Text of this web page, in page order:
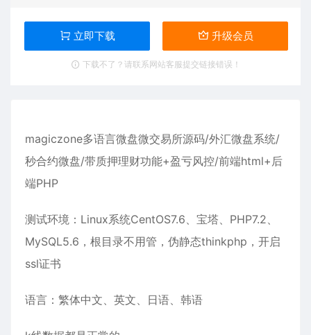
立即下载 升级会员
下载不了？请联系网站客服提交链接错误！
magiczone多语言微盘微交易所源码/外汇微盘系统/
秒合约微盘/带质押理财功能+盈亏风控/前端html+后
端PHP
测试环境：Linux系统CentOS7.6、宝塔、PHP7.2、
MySQL5.6，根目录不用管，伪静态thinkphp，开启
ssl证书
语言：繁体中文、英文、日语、韩语